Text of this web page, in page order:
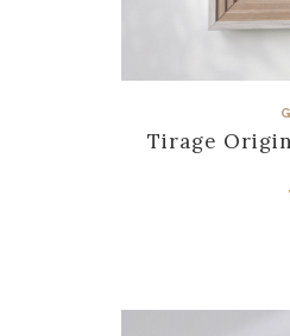
Tirage